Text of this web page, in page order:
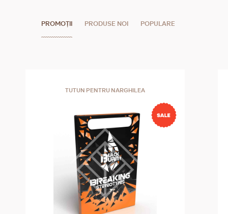
PROMOȚII PRODUSE NOI POPULARE
TUTUN PENTRU NARGHILEA